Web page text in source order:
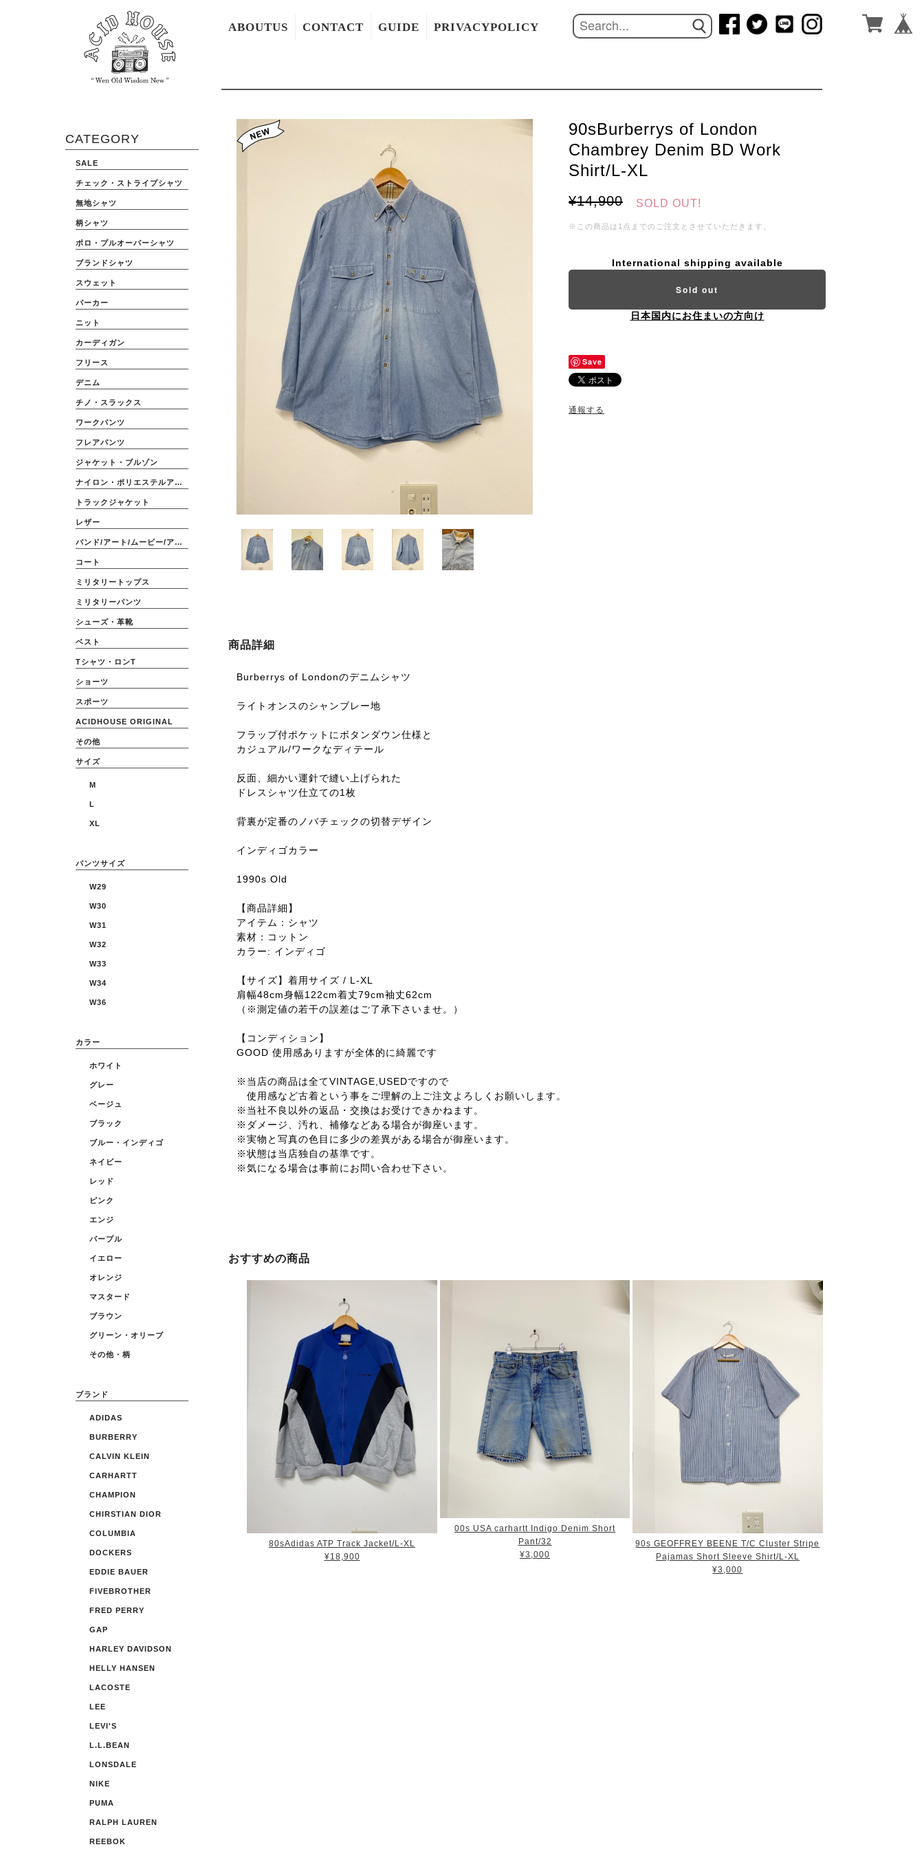
CATEGORY
SALE
チェック・ストライプシャツ
無地シャツ
柄シャツ
ポロ・プルオーバーシャツ
ブランドシャツ
スウェット
パーカー
ニット
カーディガン
フリース
デニム
チノ・スラックス
ワークパンツ
フレアパンツ
ジャケット・ブルゾン
ナイロン・ポリエステルアウター
トラックジャケット
レザー
バンド/アート/ムービー/アニメ
コート
ミリタリートップス
ミリタリーパンツ
シューズ・革靴
ベスト
Tシャツ・ロンT
ショーツ
スポーツ
ACIDHOUSE ORIGINAL
その他
サイズ
M
L
XL
パンツサイズ
W29
W30
W31
W32
W33
W34
W36
カラー
ホワイト
グレー
ベージュ
ブラック
ブルー・インディゴ
ネイビー
レッド
ピンク
エンジ
パープル
イエロー
オレンジ
マスタード
ブラウン
グリーン・オリーブ
その他・柄
ブランド
ADIDAS
BURBERRY
CALVIN KLEIN
CARHARTT
CHAMPION
CHIRSTIAN DIOR
COLUMBIA
DOCKERS
EDDIE BAUER
FIVEBROTHER
FRED PERRY
GAP
HARLEY DAVIDSON
HELLY HANSEN
LACOSTE
LEE
LEVI'S
L.L.BEAN
LONSDALE
NIKE
PUMA
RALPH LAUREN
REEBOK
ABOUTUS CONTACT GUIDE PRIVACYPOLICY
90sBurberrys of London
Chambrey Denim BD Work
Shirt/L-XL
¥14,900 SOLD OUT!
※この商品は1点までのご注文とさせていただきます。
International shipping available
Sold out
日本国内にお住まいの方向け
Save
通報する
商品詳細
Burberrys of Londonのデニムシャツ
ライトオンスのシャンブレー地
フラップ付ポケットにボタンダウン仕様と
カジュアル/ワークなディテール
反面、細かい運針で縫い上げられた
ドレスシャツ仕立ての1枚
背裏が定番のノバチェックの切替デザイン
インディゴカラー
1990s Old
【商品詳細】
アイテム：シャツ
素材：コットン
カラー: インディゴ
【サイズ】着用サイズ / L-XL
肩幅48cm身幅122cm着丈79cm袖丈62cm
（※測定値の若干の誤差はご了承下さいませ。）
【コンディション】
GOOD 使用感ありますが全体的に綺麗です
※当店の商品は全てVINTAGE,USEDですので
使用感など古着という事をご理解の上ご注文よろしくお願いします。
※当社不良以外の返品・交換はお受けできかねます。
※ダメージ、汚れ、補修などある場合が御座います。
※実物と写真の色目に多少の差異がある場合が御座います。
※状態は当店独自の基準です。
※気になる場合は事前にお問い合わせ下さい。
おすすめの商品
80sAdidas ATP Track Jacket/L-XL
¥18,900
00s USA carhartt Indigo Denim Short
Pant/32
¥3,000
90s GEOFFREY BEENE T/C Cluster Stripe
Pajamas Short Sleeve Shirt/L-XL
¥3,000